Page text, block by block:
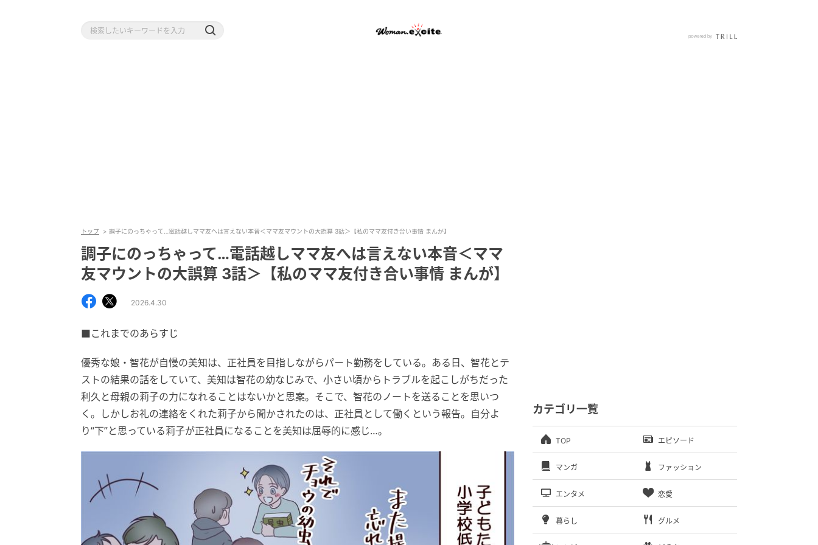
トップ 調子にのっちゃって…電話越しママ友へは言えない本音＜ママ友マウントの大誤算 3話＞【私のママ友付き合い事情 まんが】
調子にのっちゃって…電話越しママ友へは言えない本音＜ママ
友マウントの大誤算 3話＞【私のママ友付き合い事情 まんが】
2026.4.30
■これまでのあらすじ
優秀な娘・智花が自慢の美知は、正社員を目指しながらパート勤務をしている。ある日、智花とテ
ストの結果の話をしていて、美知は智花の幼なじみで、小さい頃からトラブルを起こしがちだった
利久と母親の莉子の力になれることはないかと思案。そこで、智花のノートを送ることを思いつ
く。しかしお礼の連絡をくれた莉子から聞かされたのは、正社員として働くという報告。自分よ
り“下”と思っている莉子が正社員になることを美知は屈辱的に感じ…。
カテゴリ一覧
TOP エピソード
マンガ ファッション
エンタメ 恋愛
暮らし グルメ